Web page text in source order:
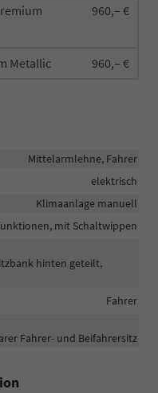
960,– €
Metallic 960,– €
Mittelarmlehne, Fahrer
elektrisch
Klimaanlage manuell
mit Schaltwippen
hinten geteilt,
Fahrer
Fahrer- und Beifahrersitz